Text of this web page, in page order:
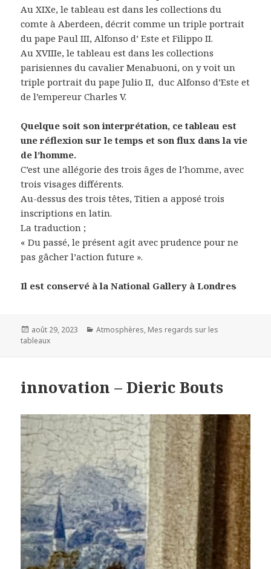
Au XIXe, le tableau est dans les collections du
comte à Aberdeen, décrit comme un triple portrait
du pape Paul III, Alfonso d’ Este et Filippo II.
Au XVIIIe, le tableau est dans les collections
parisiennes du cavalier Menabuoni, on y voit un
triple portrait du pape Julio II, duc Alfonso d’Este et
de l’empereur Charles V.
Quelque soit son interprétation, ce tableau est
une réflexion sur le temps et son flux dans la vie
de l’homme.
C’est une allégorie des trois âges de l’homme, avec
trois visages différents.
Au-dessus des trois têtes, Titien a apposé trois
inscriptions en latin.
La traduction ;
« Du passé, le présent agit avec prudence pour ne
pas gâcher l’action future ».
Il est conservé à la National Gallery à Londres
Posted
on
août 29, 2023 Categories
Atmosphères, Mes regards sur les
tableaux
innovation – Dieric Bouts